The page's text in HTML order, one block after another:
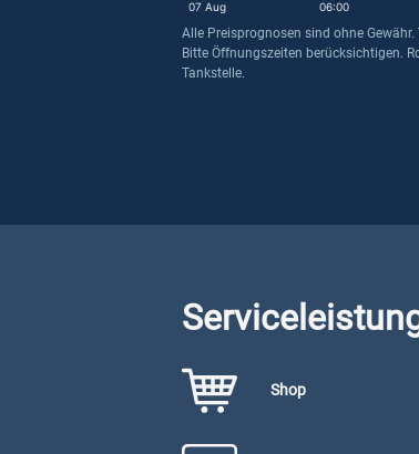
07 Aug 06:00
Alle Preisprognosen sind ohne
Bitte Öffnungszeiten berücksichtigen.
Tankstelle.
Shop